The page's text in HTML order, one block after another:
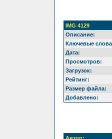
IMG 4129
Описание:
Ключевые
Дата:
Просмотров:
Загрузок:
Рейтинг:
Размер файла:
Добавлено: